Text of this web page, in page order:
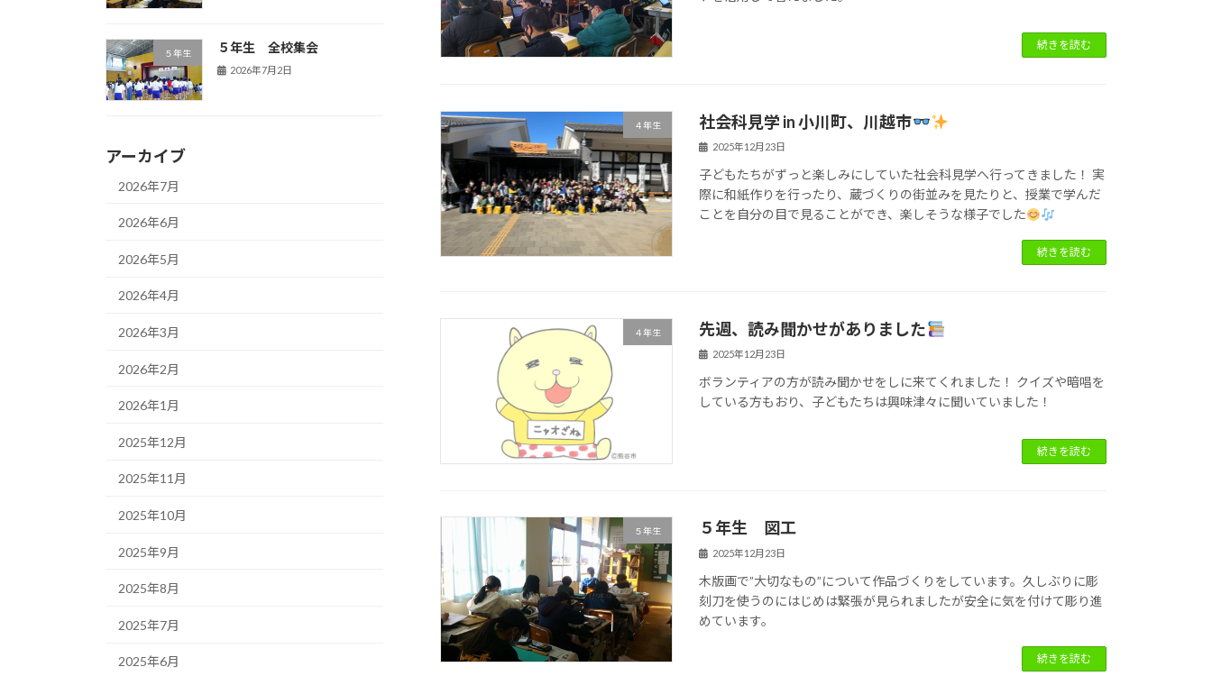
続きを読む
４年生 社会科見学 in 小川町、川越市
2025年12月23日
子どもたちがずっと楽しみにしていた社会科見学へ行ってきました！ 実
際に和紙作りを行ったり、蔵づくりの街並みを見たりと、授業で学んだ
ことを自分の目で見ることができ、楽しそうな様子でした
続きを読む
４年生 先週、読み聞かせがありました
2025年12月23日
ボランティアの方が読み聞かせをしに来てくれました！ クイズや暗唱を
している方もおり、子どもたちは興味津々に聞いていました！
続きを読む
５年生 ５年生 図工
2025年12月23日
木版画で”大切なもの”について作品づくりをしています。久しぶりに彫
刻刀を使うのにはじめは緊張が見られましたが安全に気を付けて彫り進
めています。
続きを読む
５年生 ５年生 全校集会
2026年7月2日
アーカイブ
2026年7月
2026年6月
2026年5月
2026年4月
2026年3月
2026年2月
2026年1月
2025年12月
2025年11月
2025年10月
2025年9月
2025年8月
2025年7月
2025年6月